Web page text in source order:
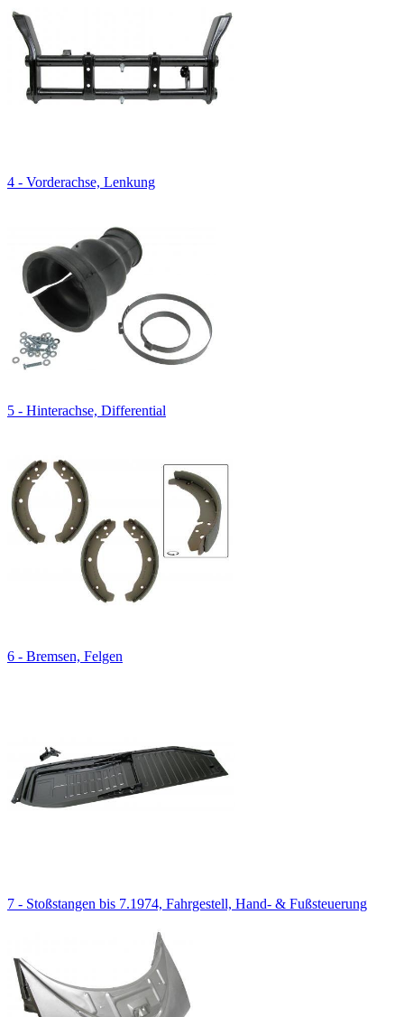
4 - Vorderachse, Lenkung
5 - Hinterachse, Differential
6 - Bremsen, Felgen
7 - Stoßstangen bis 7.1974, Fahrgestell, Hand- & Fußsteuerung